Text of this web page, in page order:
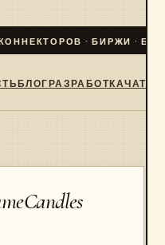
· БИРЖИ ·
БЛОГРАЗРАБОТКАЧАТ